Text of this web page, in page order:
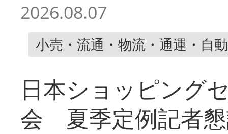
2026.08.07
小売・流通・物流・通運・自
日本ショッピング
会 夏季定例記者